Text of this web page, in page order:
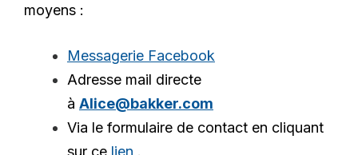
moyens :
Messagerie Facebook
Adresse mail directe
à Alice@bakker.com
Via le formulaire de contact en cliquant
sur ce lien .